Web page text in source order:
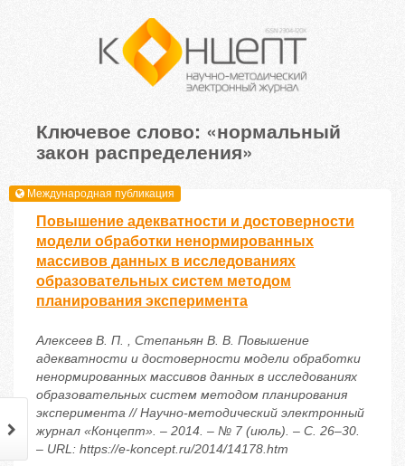
Ключевое слово: «нормальный
закон распределения»
Международная публикация
Повышение адекватности и достоверности
модели обработки ненормированных
массивов данных в исследованиях
образовательных систем методом
планирования эксперимента
Алексеев В. П. , Степаньян В. В. Повышение
адекватности и достоверности модели обработки
ненормированных массивов данных в исследованиях
образовательных систем методом планирования
эксперимента // Научно-методический электронный
журнал «Концепт». – 2014. – № 7 (июль). – С. 26–30.
– URL: https://e-koncept.ru/2014/14178.htm